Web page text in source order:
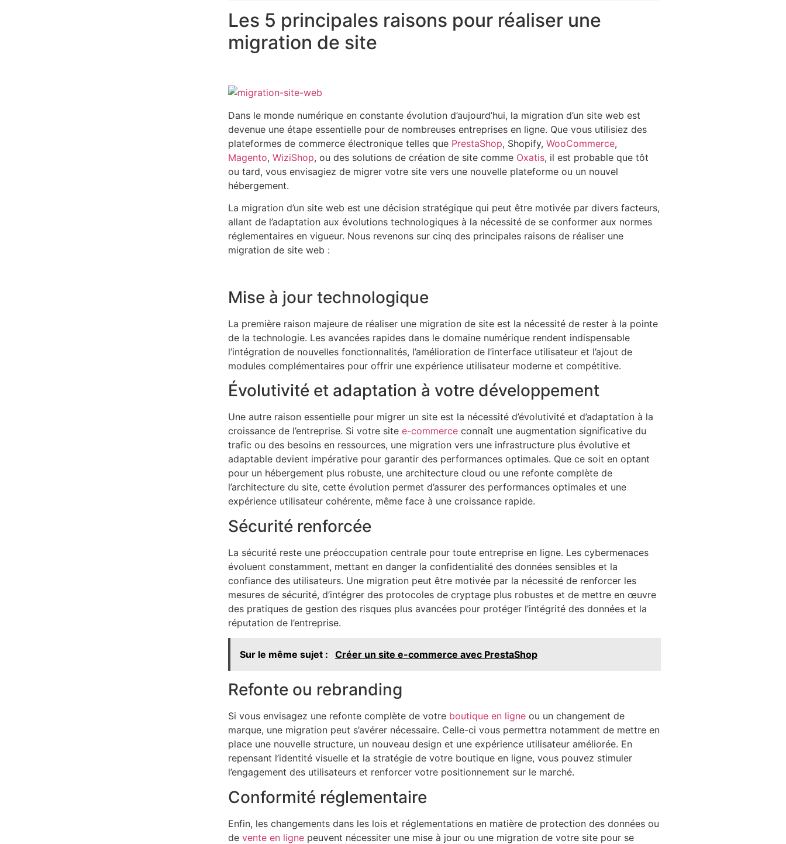
Les 5 principales raisons pour réaliser une
migration de site
Dans le monde numérique en constante évolution d’aujourd’hui, la migration d’un site web est
devenue une étape essentielle pour de nombreuses entreprises en ligne. Que vous utilisiez des
plateformes de commerce électronique telles que PrestaShop, Shopify, WooCommerce,
Magento, WiziShop, ou des solutions de création de site comme Oxatis, il est probable que tôt
ou tard, vous envisagiez de migrer votre site vers une nouvelle plateforme ou un nouvel
hébergement.
La migration d’un site web est une décision stratégique qui peut être motivée par divers facteurs,
allant de l’adaptation aux évolutions technologiques à la nécessité de se conformer aux normes
réglementaires en vigueur. Nous revenons sur cinq des principales raisons de réaliser une
migration de site web :
Mise à jour technologique
La première raison majeure de réaliser une migration de site est la nécessité de rester à la pointe
de la technologie. Les avancées rapides dans le domaine numérique rendent indispensable
l’intégration de nouvelles fonctionnalités, l’amélioration de l’interface utilisateur et l’ajout de
modules complémentaires pour offrir une expérience utilisateur moderne et compétitive.
Évolutivité et adaptation à votre développement
Une autre raison essentielle pour migrer un site est la nécessité d’évolutivité et d’adaptation à la
croissance de l’entreprise. Si votre site e-commerceconnaît une augmentation significative du
trafic ou des besoins en ressources, une migration vers une infrastructure plus évolutive et
adaptable devient impérative pour garantir des performances optimales. Que ce soit en optant
pour un hébergement plus robuste, une architecture cloud ou une refonte complète de
l’architecture du site, cette évolution permet d’assurer des performances optimales et une
expérience utilisateur cohérente, même face à une croissance rapide.
Sécurité renforcée
La sécurité reste une préoccupation centrale pour toute entreprise en ligne. Les cybermenaces
évoluent constamment, mettant en danger la confidentialité des données sensibles et la
confiance des utilisateurs. Une migration peut être motivée par la nécessité de renforcer les
mesures de sécurité, d’intégrer des protocoles de cryptage plus robustes et de mettre en œuvre
des pratiques de gestion des risques plus avancées pour protéger l’intégrité des données et la
réputation de l’entreprise.
Sur le même sujet : Créer un site e-commerce avec PrestaShop
Refonte ou rebranding
Si vous envisagez une refonte complète de votre boutique en ligneou un changement de
marque, une migration peut s’avérer nécessaire. Celle-ci vous permettra notamment de mettre en
place une nouvelle structure, un nouveau design et une expérience utilisateur améliorée. En
repensant l’identité visuelle et la stratégie de votre boutique en ligne, vous pouvez stimuler
l’engagement des utilisateurs et renforcer votre positionnement sur le marché.
Conformité réglementaire
Enfin, les changements dans les lois et réglementations en matière de protection des données ou
de vente en lignepeuvent nécessiter une mise à jour ou une migration de votre site pour se